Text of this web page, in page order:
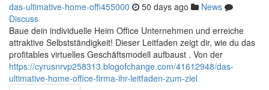
das-ultimative-home-offi455000 50 days ago
News
Discuss
Baue dein individuelle Heim Office Unternehmen und erreiche
attraktive Selbstständigkeit! Dieser Leitfaden zeigt dir, wie du das
profitables virtuelles Geschäftsmodell aufbaust . Von der
https://cyrusnrvp258313.blogofchange.com/41612948/das-
ultimative-home-office-firma-ihr-leitfaden-zum-ziel